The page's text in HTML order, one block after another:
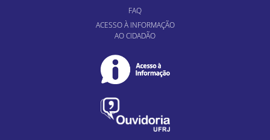
FAQ
ACESSO À INFORMAÇÃO
AO CIDADÃO